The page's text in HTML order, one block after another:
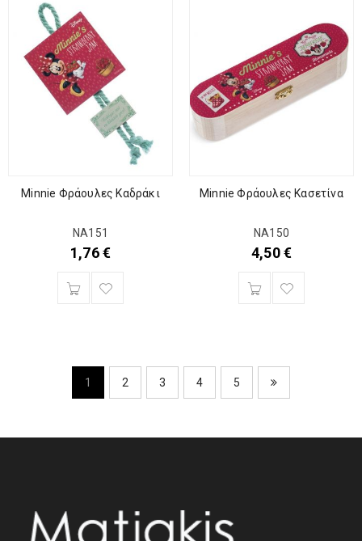
Minnie Φράουλες Καδράκι
ΝΑ151
1,76€
Minnie Φράουλες Κασετίνα
ΝΑ150
4,50€
1 2 3 4 5